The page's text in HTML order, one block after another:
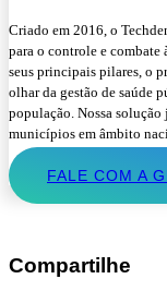
Criado em 2016, o
para o controle e combate
seus principais pilares, o
olhar da gestão de saúde
população. Nossa
municípios em âmbito
FALE COM A
Compartilhe